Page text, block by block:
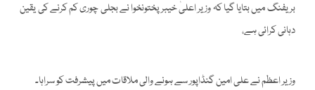
بریفنگ میں بتایا گیا کہ وزیر اعلیٰ خیبرپختونخوا نے بجلی چوری کم کرنے کی یقین
دہانی کرائی ہے،
وزیر اعظم نے علی امین گنڈاپور سے ہونے والی ملاقات میں پیشرفت کو سراہا۔